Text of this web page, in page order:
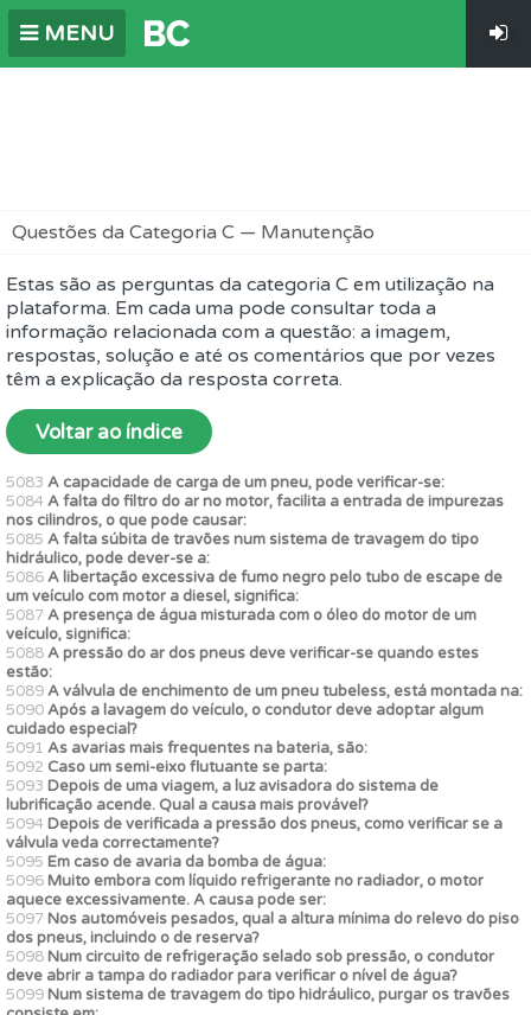
MENU
Questões da Categoria C — Manutenção
Estas são as perguntas da categoria C em utilização na
plataforma. Em cada uma pode consultar toda a
informação relacionada com a questão: a imagem,
respostas, solução e até os comentários que por vezes
têm a explicação da resposta correta.
Voltar ao índice
5083 A capacidade de carga de um pneu, pode verificar-se:
5084A falta do filtro do ar no motor, facilita a entrada de impurezas
nos cilindros, o que pode causar:
5085 A falta súbita de travões num sistema de travagem do tipo
hidráulico, pode dever-se a:
5086A libertação excessiva de fumo negro pelo tubo de escape de
um veículo com motor a diesel, significa:
5087 A presença de água misturada com o óleo do motor de um
veículo, significa:
5088A pressão do ar dos pneus deve verificar-se quando estes
estão:
5089A válvula de enchimento de um pneu tubeless, está montada na:
5090Após a lavagem do veículo, o condutor deve adoptar algum
cuidado especial?
5091 As avarias mais frequentes na bateria, são:
5092 Caso um semi-eixo flutuante se parta:
5093 Depois de uma viagem, a luz avisadora do sistema de
lubrificação acende. Qual a causa mais provável?
5094Depois de verificada a pressão dos pneus, como verificar se a
válvula veda correctamente?
5095 Em caso de avaria da bomba de água:
5096Muito embora com líquido refrigerante no radiador, o motor
aquece excessivamente. A causa pode ser:
5097 Nos automóveis pesados, qual a altura mínima do relevo do piso
dos pneus, incluindo o de reserva?
5098Num circuito de refrigeração selado sob pressão, o condutor
deve abrir a tampa do radiador para verificar o nível de água?
5099Num sistema de travagem do tipo hidráulico, purgar os travões